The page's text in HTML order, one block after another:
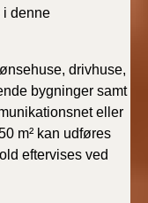
i denne
drivhuse,
bygninger samt
eller
m² kan udføres
eftervises ved